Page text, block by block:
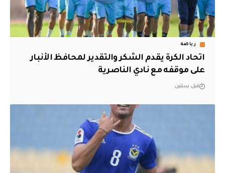
رياضة
اتحاد الكرة يقدم الشكر والتقدير لمحافظ الأنبار
على موقفه مع نادي الناصرية
قبل سنتين